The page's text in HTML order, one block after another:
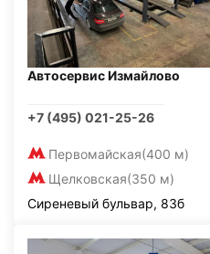
Автосервис Измайлово
+7 (495) 021-25-26
Первомайская(400 м)
Щелковская(350 м)
Сиреневый бульвар, 83б